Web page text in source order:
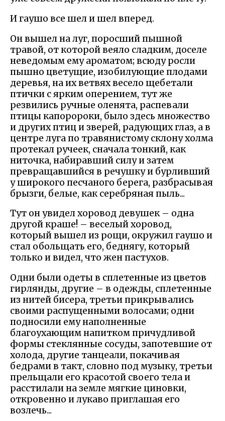
И гаушо все шел и шел вперед.
Он вышел на луг, поросший пышной
травой, от которой веяло сладким, доселе
неведомым ему ароматом; всюду росли
пышно цветущие, изобилующие плодами
деревья, на их ветвях весело щебетали
птички с ярким оперением, тут же
резвились ручные оленята, распевали
птицы капоророки, было здесь множество
и других птиц и зверей, радующих глаз, а в
центре луга по травянистому склону холма
протекал ручеек, сначала тонкий, как
ниточка, набиравший силу и затем
превращавшийся в речушку и бурливший
у широкого песчаного берега, разбрасывая
брызги, белые, как серебряная пыль...
Тут он увидел хоровод девушек – одна
другой краше! – веселый хоровод,
который вышел из рощи, окружил гаушо и
стал обольщать его, беднягу, который
только и видел, что жен пастухов.
Одни были одеты в сплетенные из цветов
гирлянды, другие – в одежды, сплетенные
из нитей бисера, третьи прикрывались
своими распущенными волосами; одни
подносили ему наполненные
благоухающим напитком причудливой
формы стеклянные сосуды, запотевшие от
холода, другие танцеали, покачивая
бедрами в такт, словно под музыку, третьи
прельщали его красотой своего тела и
расстилали на земле мягкие циновки,
откровенно и лукаво приглашая его
возлечь...